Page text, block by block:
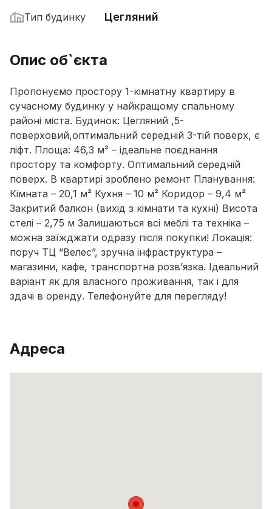
Тип будинку Цегляний
Опис об`єкта
Пропонуємо простору 1-кімнатну квартиру в
сучасному будинку у найкращому спальному
районі міста. Будинок: Цегляний ,5-
поверховий,оптимальний середній 3-тій поверх, є
ліфт. Площа: 46,3 м² – ідеальне поєднання
простору та комфорту. Оптимальний середній
поверх. В квартирі зроблено ремонт Планування:
Кімната – 20,1 м² Кухня – 10 м² Коридор – 9,4 м²
Закритий балкон (вихід з кімнати та кухні) Висота
стелі – 2,75 м Залишаються всі меблі та техніка –
можна заїжджати одразу після покупки! Локація:
поруч ТЦ “Велес”, зручна інфраструктура –
магазини, кафе, транспортна розв’язка. Ідеальний
варіант як для власного проживання, так і для
здачі в оренду. Телефонуйте для перегляду!
Адреса